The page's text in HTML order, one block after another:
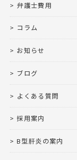
弁護士費用
コラム
お知らせ
ブログ
よくある質問
採用案内
B型肝炎の案内